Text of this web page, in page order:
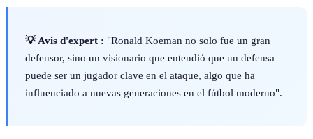
💡 Avis d'expert : "Ronald Koeman no solo fue un gran
defensor, sino un visionario que entendió que un defensa
puede ser un jugador clave en el ataque, algo que ha
influenciado a nuevas generaciones en el fútbol moderno".